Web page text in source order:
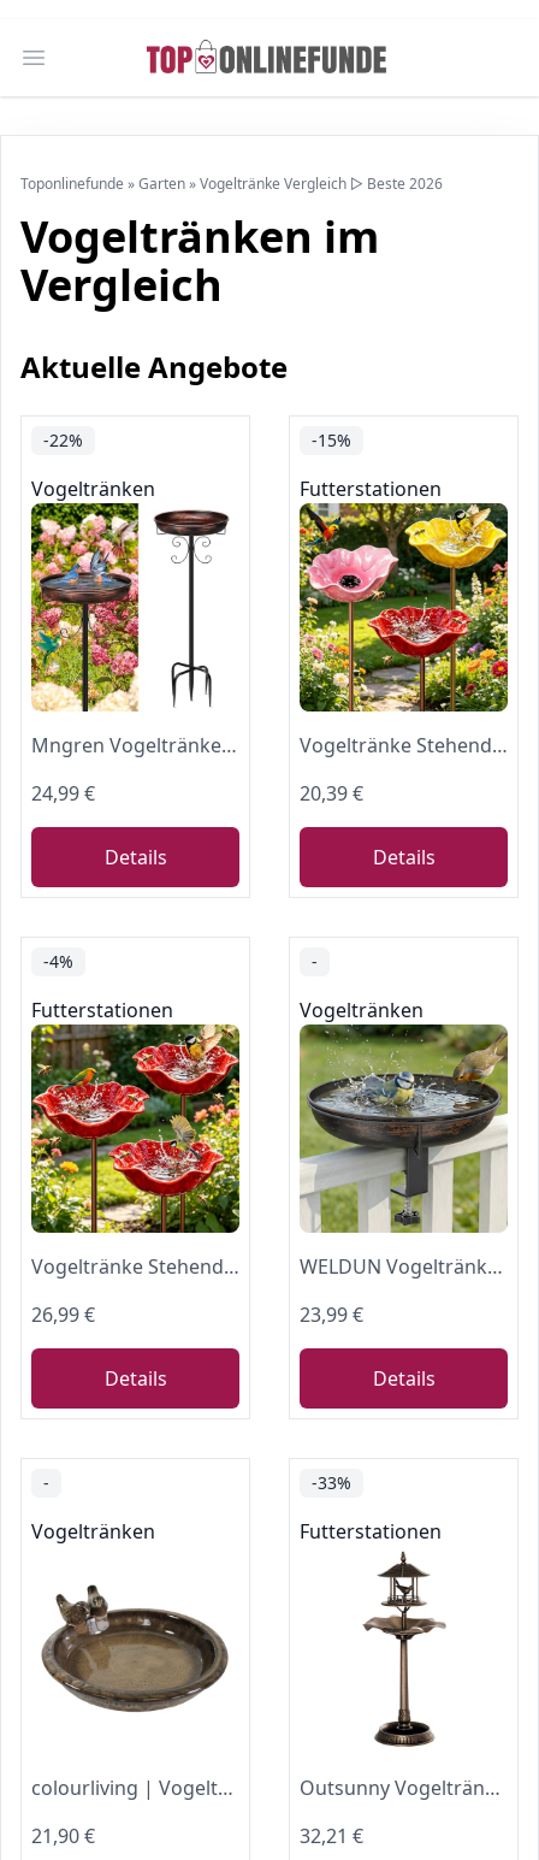
Open main menu
Toponlinefunde »Garten»Vogeltränke Vergleich ▷ Beste 2026
Vogeltränken im
Vergleich
Aktuelle Angebote
-22%
Vogeltränken
Mngren Vogeltränke Stehend,Vogelbad für Draußen Garten,35In Metall Vogelbecken Schüssel Wassertränke für Vögel, Antike Vogeltränke Winterfest Futter Wasserschale (Antike Bronze)
24,99 €
Details
-15%
Futterstationen
Vogeltränke Stehend,3 Stück Wassertränke für Vögel,Vogeltränke Blume
20,39 €
Details
-4%
Futterstationen
Vogeltränke Stehend,3 Stück Wassertränke für Vögel,Vogeltränke Blume
26,99 €
Details
-
Vogeltränken
WELDUN Vogeltränke hängend für Balkongeländer, Φ26CM Metall Vogelbad Balkon, Große Kapazität Antike Vogelbad Garten für Wildvögel, Winterfest Futter Wasserschale, Vintage Bronze
23,99 €
Details
-
Vogeltränken
colourliving | Vogeltränke Winterfest rund 30 cm | Noble Keramik glasiert | Vogelbad mit 2 Deko Vögel | Vobelbecken Garten (Macchiato)
21,90 €
-33%
Futterstationen
Outsunny Vogeltränke Vogelbad mit Blumenkübel für Garten 113 cm Höhe Gold
32,21 €